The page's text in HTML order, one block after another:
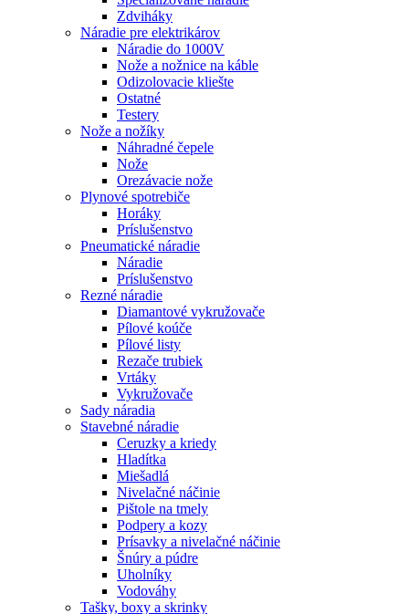
Zdviháky
Náradie pre elektrikárov
Náradie do 1000V
Nože a nožnice na káble
Odizolovacie kliešte
Ostatné
Testery
Nože a nožíky
Náhradné čepele
Nože
Orezávacie nože
Plynové spotrebiče
Horáky
Príslušenstvo
Pneumatické náradie
Náradie
Príslušenstvo
Rezné náradie
Diamantové vykružovače
Pílové koúče
Pílové listy
Rezače trubiek
Vrtáky
Vykružovače
Sady náradia
Stavebné náradie
Ceruzky a kriedy
Hladítka
Miešadlá
Nivelačné náčinie
Pištole na tmely
Podpery a kozy
Prísavky a nivelačné náčinie
Šnúry a púdre
Uholníky
Vodováhy
Tašky, boxy a skrinky